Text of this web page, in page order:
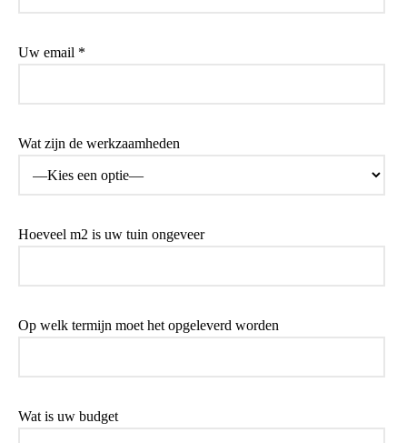
Uw email *
Wat zijn de werkzaamheden
Hoeveel m2 is uw tuin ongeveer
Op welk termijn moet het opgeleverd worden
Wat is uw budget